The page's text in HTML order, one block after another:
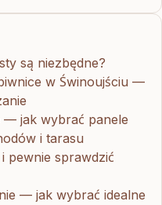
są niezbędne?
w Świnoujściu —
— jak wybrać panele
i tarasu
pewnie sprawdzić
— jak wybrać idealne